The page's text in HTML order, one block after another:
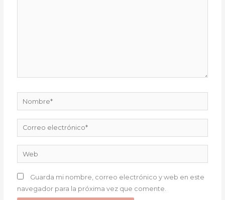
Nombre*
Correo
electrónico*
Web
Guarda mi nombre, correo electrónico y web en este
navegador para la próxima vez que comente.